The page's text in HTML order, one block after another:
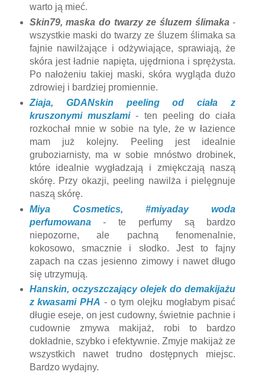
warto ją mieć.
Skin79, maska do twarzy ze śluzem ślimaka -
wszystkie maski do twarzy ze śluzem ślimaka sa
fajnie nawilżające i odżywiające, sprawiają, że
skóra jest ładnie napięta, ujędrniona i sprężysta.
Po nałożeniu takiej maski, skóra wygląda dużo
zdrowiej i bardziej promiennie.
Ziaja, GDANskin peeling od ciała z
kruszonymi muszlami- ten peeling do ciała
rozkochał mnie w sobie na tyle, że w łazience
mam już kolejny. Peeling jest idealnie
gruboziarnisty, ma w sobie mnóstwo drobinek,
które idealnie wygładzają i zmiękczają naszą
skórę. Przy okazji, peeling nawilża i pielęgnuje
naszą skórę.
Miya Cosmetics, #miyaday woda
perfumowana- te perfumy są bardzo
niepozorne, ale pachną fenomenalnie,
kokosowo, smacznie i słodko. Jest to fajny
zapach na czas jesienno zimowy i nawet długo
się utrzymują.
Hanskin, oczyszczający olejek do demakijażu
z kwasami PHA - o tym olejku mogłabym pisać
długie eseje, on jest cudowny, świetnie pachnie i
cudownie zmywa makijaż, robi to bardzo
dokładnie, szybko i efektywnie. Zmyje makijaż ze
wszystkich nawet trudno dostępnych miejsc.
Bardzo wydajny.